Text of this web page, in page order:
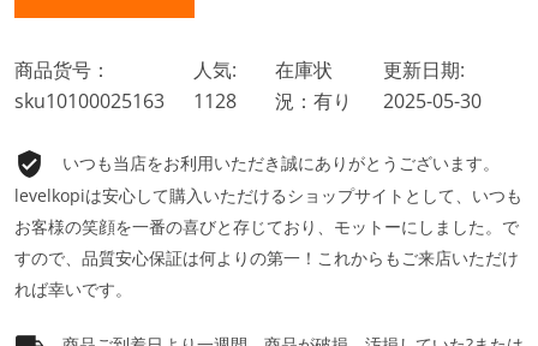
商品货号：
sku10100025163
人気:
1128
在庫状
況：有り
更新日期:
2025-05-30
いつも当店をお利用いただき誠にありがとうございます。
levelkopiは安心して購入いただけるショップサイトとして、いつも
お客様の笑顔を一番の喜びと存じており、モットーにしました。で
すので、品質安心保証は何よりの第一！これからもご来店いただけ
れば幸いです。